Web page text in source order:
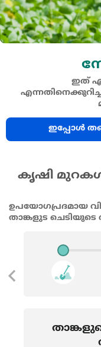
ഇത്
ഇപ്പോൾ
കൃഷി
ഉപയോഗപ്രദമായ
താങ്കളുട ചെടിയുടെ